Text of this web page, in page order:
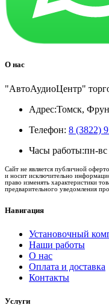
О нас
"АвтоАудиоЦентр"
Адрес:Томск,
Телефон: 8 (3822)
Часы работы:пн-вс
Сайт не является публичной
и носит исключительно
право изменять характеристики
предварительного уведомления
Навигация
Установочный
Наши работы
О нас
Оплата и доставка
Контакты
Услуги